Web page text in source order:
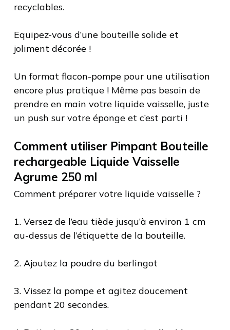
recyclables.
Equipez-vous d’une bouteille solide et
joliment décorée !
Un format flacon-pompe pour une utilisation
encore plus pratique ! Même pas besoin de
prendre en main votre liquide vaisselle, juste
un push sur votre éponge et c’est parti !
Comment utiliser Pimpant Bouteille
rechargeable Liquide Vaisselle
Agrume 250 ml
Comment préparer votre liquide vaisselle ?
1. Versez de l’eau tiède jusqu’à environ 1 cm
au-dessus de l’étiquette de la bouteille.
2. Ajoutez la poudre du berlingot
3. Vissez la pompe et agitez doucement
pendant 20 secondes.